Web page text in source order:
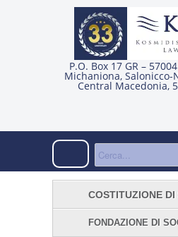
P.O. Box 17 GR –
Michaniona, Salonicco-
Central Macedonia,
COSTITUZIONE DI
FONDAZIONE DI